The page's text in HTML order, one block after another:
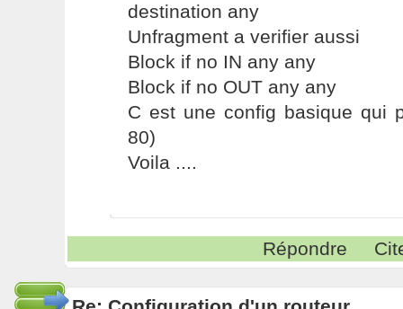
destination any
Unfragment a verifier aussi
Block if no IN any any
Block if no OUT any any
C est une config basique qui
80)
Voila ....
Répondre